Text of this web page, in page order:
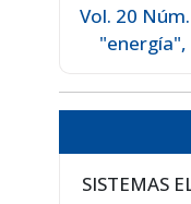
Vol. 20
"energía",
SISTEMAS